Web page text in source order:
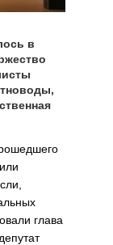
в
глава